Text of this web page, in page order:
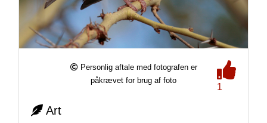
Personlig aftale med fotografen er
påkrævet for brug af foto
1
Art